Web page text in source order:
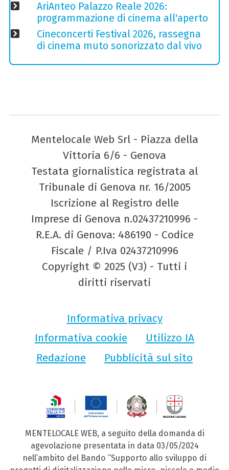
AriAnteo Palazzo Reale 2026:
programmazione di cinema all'aperto
Cineconcerti Festival 2026, rassegna
di cinema muto sonorizzato dal vivo
Mentelocale Web Srl - Piazza della
Vittoria 6/6 - Genova
Testata giornalistica registrata al
Tribunale di Genova nr. 16/2005
Iscrizione al Registro delle
Imprese di Genova n.02437210996 -
R.E.A. di Genova: 486190 - Codice
Fiscale / P.Iva 02437210996
Copyright © 2025 (V3) - Tutti i
diritti riservati
Informativa privacy
Informativa cookie
Utilizzo IA
Redazione
Pubblicità sul sito
MENTELOCALE WEB, a seguito della domanda di
agevolazione presentata in data 03/05/2024
nell’ambito del Bando “Supporto allo sviluppo di